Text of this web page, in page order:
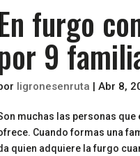
En furgo
9
ligronesenruta |Abr 8,
muchas las personas
Cuando formas una
quien adquiere la furgo